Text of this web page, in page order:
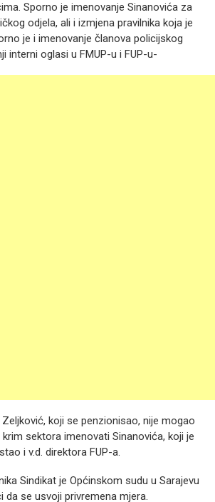
Sporno je imenovanje Sinanovića za
odjela, ali i izmjena pravilnika koja je
je i imenovanje članova policijskog
interni oglasi u FMUP-u i FUP-u-
koji se penzionisao, nije mogao
sektora imenovati Sinanovića, koji je
i v.d. direktora FUP-a.
Sindikat je Općinskom sudu u Sarajevu
da se usvoji privremena mjera.